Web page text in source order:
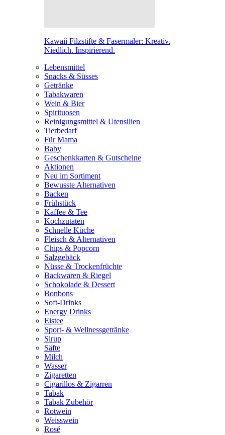
Kawaii Filzstifte & Fasermaler: Kreativ.
Niedlich. Inspirierend.
Lebensmittel
Snacks & Süsses
Getränke
Tabakwaren
Wein & Bier
Spirituosen
Reinigungsmittel & Utensilien
Tierbedarf
Für Mama
Baby
Geschenkkarten & Gutscheine
Aktionen
Neu im Sortiment
Bewusste Alternativen
Backen
Frühstück
Kaffee & Tee
Kochzutaten
Schnelle Küche
Fleisch & Alternativen
Chips & Popcorn
Salzgebäck
Nüsse & Trockenfrüchte
Backwaren & Riegel
Schokolade & Dessert
Bonbons
Soft-Drinks
Energy Drinks
Eistee
Sport- & Wellnessgetränke
Sirup
Säfte
Milch
Wasser
Zigaretten
Cigarillos & Zigarren
Tabak
Tabak Zubehör
Rotwein
Weisswein
Rosé